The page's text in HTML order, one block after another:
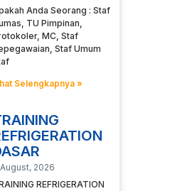
Anda Seorang : Staf
TU Pimpinan,
MC, Staf
Staf Umum
Selengkapnya »
2026
REFRIGERATION